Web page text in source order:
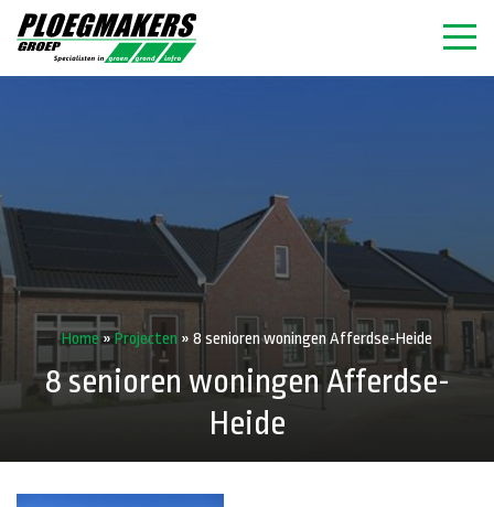
Home»Projecten » 8 senioren woningen Afferdse-Heide
8 senioren woningen Afferdse-
Heide